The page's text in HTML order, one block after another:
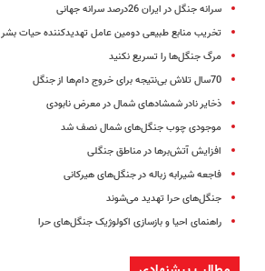
سرانه جنگل در ایران 26درصد سرانه جهانی
تخریب منابع طبیعی دومین عامل تهدید‌کننده حیات بشر
مرگ جنگل‌ها را تسریع نکنید
70سال تلاش بی‌نتیجه برای خروج دام‌ها از جنگل‌
ذخایر نادر شمشادهای شمال در معرض نابودی
موجودی چوب جنگل‌های شمال نصف شد
افزایش آتش‌برها در مناطق جنگلی
فاجعه شیرابه زباله در جنگل‌های هیرکانی
جنگل‌های حرا تهدید می‌شوند
راهنمای احیا و بازسازی اکولوژیک جنگل‌های حرا